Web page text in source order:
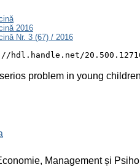
2016
Nr. 3 (67) / 2016
hdl.handle.net/
problem in young children
Management și